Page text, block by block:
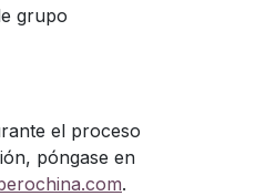
grupo
el proceso
póngase en
.